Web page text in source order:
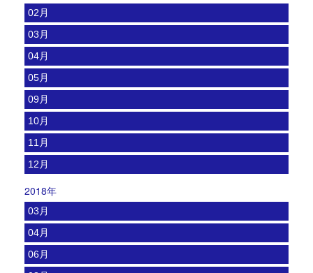
02月
03月
04月
05月
09月
10月
11月
12月
2018年
03月
04月
06月